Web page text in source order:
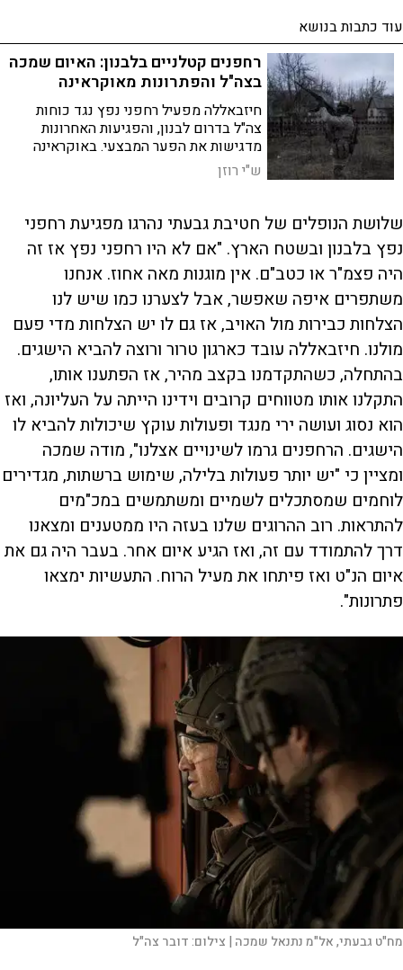
עוד כתבות בנושא
רחפנים קטלניים בלבנון: האיום שמכה
בצה"ל והפתרונות מאוקראינה
חיזבאללה מפעיל רחפני נפץ נגד כוחות
צה"ל בדרום לבנון, והפגיעות האחרונות
מדגישות את הפער המבצעי. באוקראינה
כבר בונים שכבת הגנה חדשה: זולה, מהירה
ומבוזרת
ש"י רוזן
שלושת הנופלים של חטיבת גבעתי נהרגו מפגיעת רחפני
נפץ בלבנון ובשטח הארץ. "אם לא היו רחפני נפץ אז זה
היה פצמ"ר או כטב"ם. אין מוגנות מאה אחוז. אנחנו
משתפרים איפה שאפשר, אבל לצערנו כמו שיש לנו
הצלחות כבירות מול האויב, אז גם לו יש הצלחות מדי פעם
מולנו. חיזבאללה עובד כארגון טרור ורוצה להביא הישגים.
בהתחלה, כשהתקדמנו בקצב מהיר, אז הפתענו אותו,
התקלנו אותו מטווחים קרובים וידינו הייתה על העליונה, ואז
הוא נסוג ועושה ירי מנגד ופעולות עוקץ שיכולות להביא לו
הישגים. הרחפנים גרמו לשינויים אצלנו", מודה שמכה
ומציין כי "יש יותר פעולות בלילה, שימוש ברשתות, מגדירים
לוחמים שמסתכלים לשמיים ומשתמשים במכ"מים
להתראות. רוב ההרוגים שלנו בעזה היו ממטענים ומצאנו
דרך להתמודד עם זה, ואז הגיע איום אחר. בעבר היה גם את
איום הנ"ט ואז פיתחו את מעיל הרוח. התעשיות ימצאו
פתרונות".
מח"ט גבעתי, אל"מ נתנאל שמכה | צילום:דובר צה"ל